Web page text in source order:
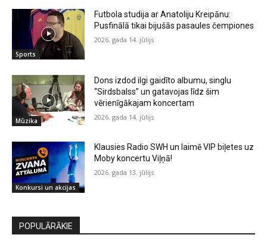
Sports
Futbola studija ar Anatoliju Kreipānu:
Pusfinālā tikai bijušās pasaules čempiones
2026. gada 14. jūlijs
Mūzika
Dons izdod ilgi gaidīto albumu, singlu
“Sirdsbalss” un gatavojas līdz šim
vērienīgākajam koncertam
2026. gada 14. jūlijs
Konkursi un akcijas
Klausies Radio SWH un laimē VIP biļetes uz
Moby koncertu Viļņā!
2026. gada 13. jūlijs
POPULĀRĀKIE